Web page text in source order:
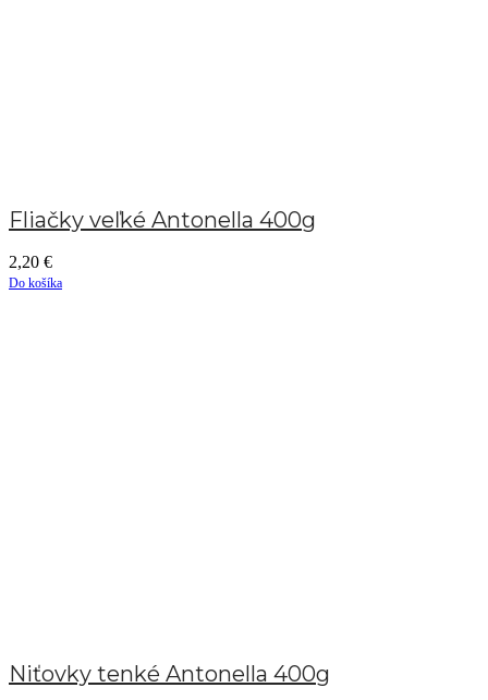
Fliačky veľké Antonella 400g
2,20 €
Do košíka
Niťovky tenké Antonella 400g